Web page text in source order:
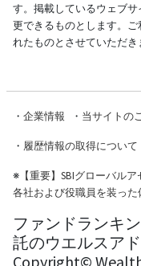
す。掲載しているウェブ
更できるものとします。
れたものとさせていただき
・ 企業情報 ・ 当サイトの
・ 履歴情報の取得について
※【重要】SBIグローバル
各社および役職員を装っ
ファンドランキ
託のウエルスア
Copyright©